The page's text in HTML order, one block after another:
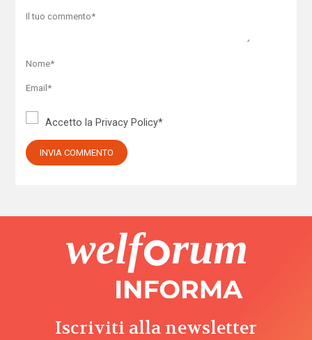
Accetto la Privacy Policy*
Iscriviti alla newsletter